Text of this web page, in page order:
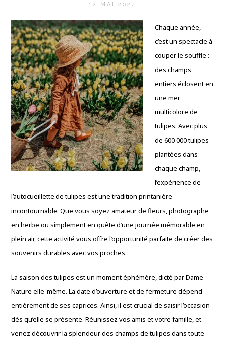
12 MAI 2024
Chaque année,
c’est un spectacle à
couper le souffle :
des champs
entiers éclosent en
une mer
multicolore de
tulipes. Avec plus
de 600 000 tulipes
plantées dans
chaque champ,
l’expérience de
l’autocueillette de tulipes est une tradition printanière
incontournable. Que vous soyez amateur de fleurs, photographe
en herbe ou simplement en quête d’une journée mémorable en
plein air, cette activité vous offre l’opportunité parfaite de créer des
souvenirs durables avec vos proches.
La saison des tulipes est un moment éphémère, dicté par Dame
Nature elle-même. La date d’ouverture et de fermeture dépend
entièrement de ses caprices. Ainsi, il est crucial de saisir l’occasion
dès qu’elle se présente. Réunissez vos amis et votre famille, et
venez découvrir la splendeur des champs de tulipes dans toute